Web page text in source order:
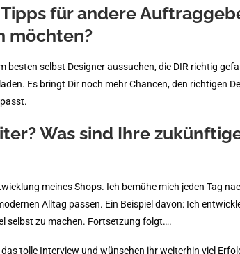
für andere
möchten?
besten selbst Designer aussuchen, die DIR richtig
Es bringt Dir noch mehr Chancen, den richtigen
Was sind Ihre
meines Shops. Ich bemühe mich jeden Tag
Alltag passen. Ein Beispiel davon: Ich
selbst zu machen. Fortsetzung folgt….
tolle Interview und wünschen ihr weiterhin viel